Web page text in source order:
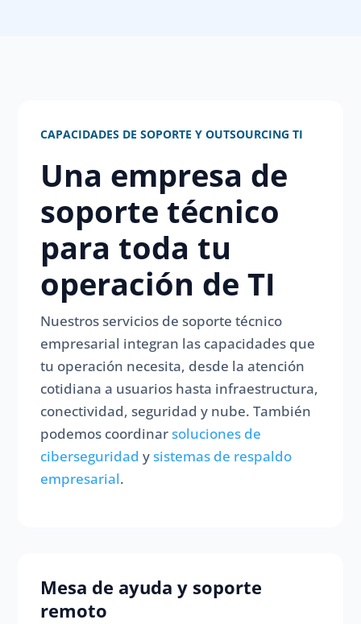
CAPACIDADES DE SOPORTE Y OUTSOURCING TI
Una empresa de
soporte técnico
para toda tu
operación de TI
Nuestros servicios de soporte técnico
empresarial integran las capacidades que
tu operación necesita, desde la atención
cotidiana a usuarios hasta infraestructura,
conectividad, seguridad y nube. También
podemos coordinarsoluciones de
ciberseguridad ysistemas de respaldo
empresarial.
Mesa de ayuda y soporte
remoto